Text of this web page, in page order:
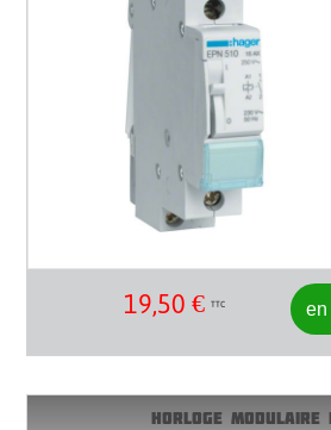
19,50 € TTC en
HORLOGE MODULAIRE